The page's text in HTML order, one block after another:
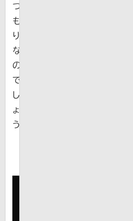
つ
も
り
な
の
で
し
ょ
う。